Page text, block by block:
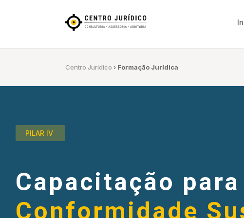
Centro Jurídico › Formação Jurídica
PILAR IV
Capacitação para
Conformidade